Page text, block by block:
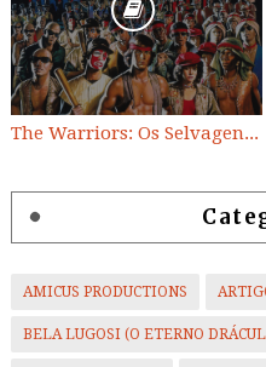
The Warriors: Os Selvagens da Noite
AMICUS PRODUCTIONS
BELA LUGOSI (O ETERNO